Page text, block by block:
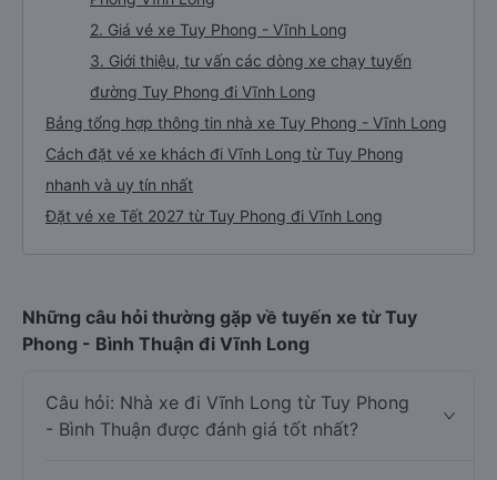
2. Giá vé xe Tuy Phong - Vĩnh Long
3. Giới thiệu, tư vấn các dòng xe chạy tuyến
đường Tuy Phong đi Vĩnh Long
Bảng tổng hợp thông tin nhà xe Tuy Phong - Vĩnh Long
Cách đặt vé xe khách đi Vĩnh Long từ Tuy Phong
nhanh và uy tín nhất
Đặt vé xe Tết 2027 từ Tuy Phong đi Vĩnh Long
Những câu hỏi thường gặp về tuyến xe từ Tuy
Phong - Bình Thuận đi Vĩnh Long
Câu hỏi: Nhà xe đi Vĩnh Long từ Tuy Phong
- Bình Thuận được đánh giá tốt nhất?